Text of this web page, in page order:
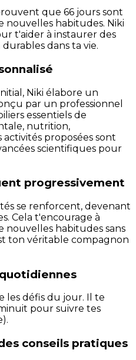
que 66 jours sont
nouvelles habitudes. Niki
t'aider à instaurer des
dans ta vie.
Niki élabore un
par un professionnel
essentiels de
nutrition,
proposées sont
scientifiques pour
progressivement
se renforcent, devenant
Cela t'encourage à
nouvelles habitudes sans
ton véritable compagnon
les défis du jour. Il te
pour suivre tes
conseils pratiques